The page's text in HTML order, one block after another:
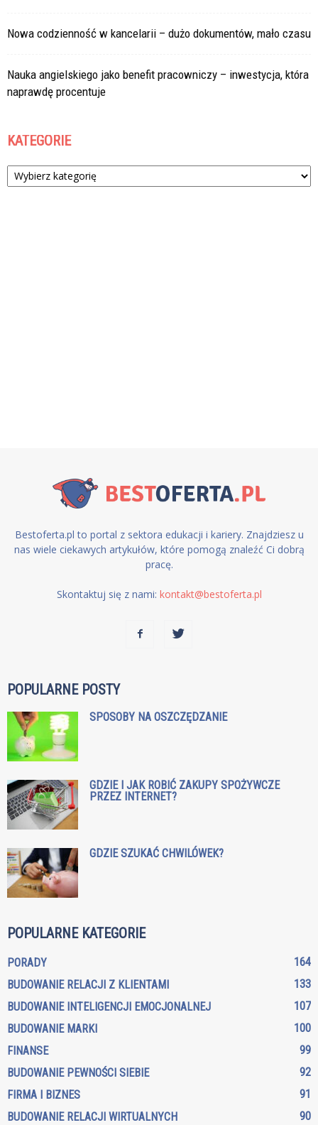
Nowa codzienność w kancelarii – dużo dokumentów, mało czasu
Nauka angielskiego jako benefit pracowniczy – inwestycja, która
naprawdę procentuje
KATEGORIE
Kategorie
Bestoferta.pl to portal z sektora edukacji i kariery. Znajdziesz u
nas wiele ciekawych artykułów, które pomogą znaleźć Ci dobrą
pracę.
Skontaktuj się z nami: kontakt@bestoferta.pl
POPULARNE POSTY
SPOSOBY NA OSZCZĘDZANIE
GDZIE I JAK ROBIĆ ZAKUPY SPOŻYWCZE
PRZEZ INTERNET?
GDZIE SZUKAĆ CHWILÓWEK?
POPULARNE KATEGORIE
PORADY
164
BUDOWANIE RELACJI Z KLIENTAMI
133
BUDOWANIE INTELIGENCJI EMOCJONALNEJ
107
BUDOWANIE MARKI
100
FINANSE
99
BUDOWANIE PEWNOŚCI SIEBIE
92
FIRMA I BIZNES
91
BUDOWANIE RELACJI WIRTUALNYCH
90